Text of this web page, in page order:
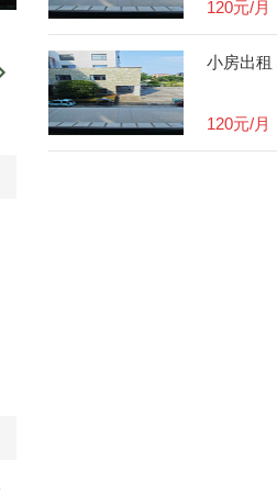
120元/月
小房出租
120元/月